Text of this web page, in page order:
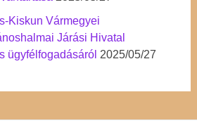
Kiskun Vármegyei
Járási Hivatal
ügyfélfogadásáról 2025/05/27